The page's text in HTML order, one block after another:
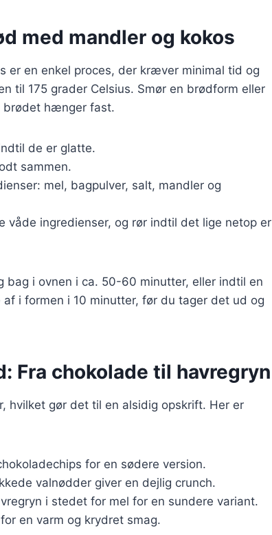
med mandler og kokos
er en enkel proces, der kræver minimal tid og
til 175 grader Celsius. Smør en brødform eller
brødet hænger fast.
de er glatte.
sammen.
mel, bagpulver, salt, mandler og
våde ingredienser, og rør indtil det lige netop er
i ovnen i ca. 50-60 minutter, eller indtil en
i formen i 10 minutter, før du tager det ud og
Fra chokolade til havregryn
hvilket gør det til en alsidig opskrift. Her er
for en sødere version.
valnødder giver en dejlig crunch.
i stedet for mel for en sundere variant.
en varm og krydret smag.